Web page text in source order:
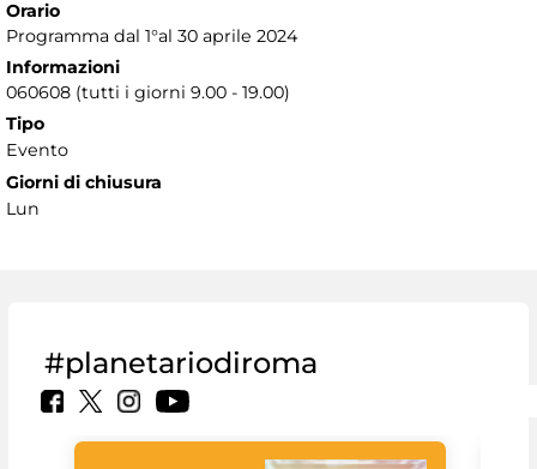
Orario
Programma dal 1°al 30 aprile 2024
Informazioni
060608 (tutti i giorni 9.00 - 19.00)
Tipo
Evento
Giorni di chiusura
Lun
#planetariodiroma